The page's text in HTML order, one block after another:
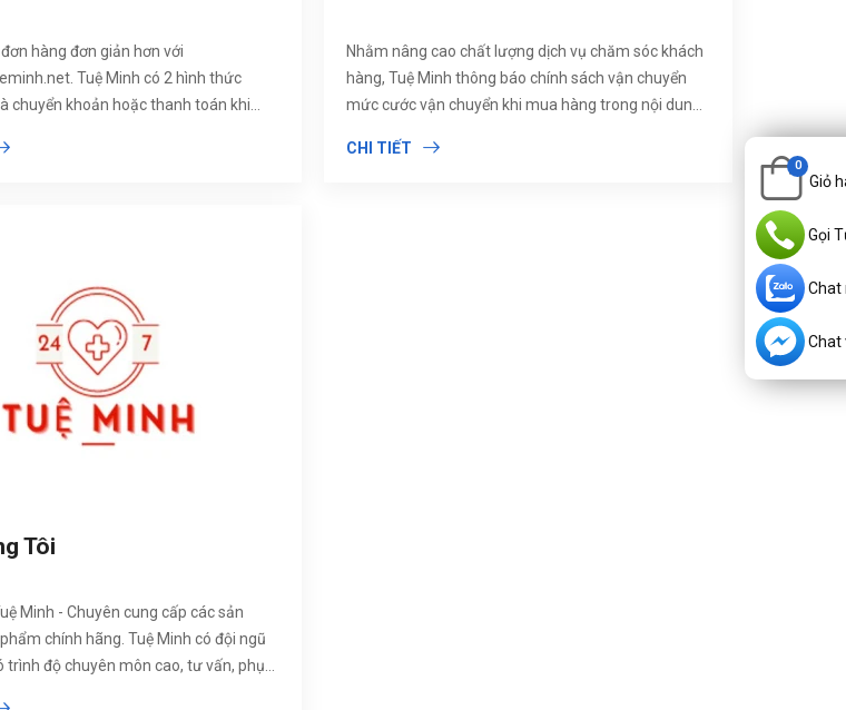
hàng đơn giản hơn với
Tuệ Minh có 2 hình thức
chuyển khoản hoặc thanh toán khi
Nhằm nâng cao chất lượng dịch vụ chăm sóc khách
hàng, Tuệ Minh thông báo chính sách vận chuyển
mức cước vận chuyển khi mua hàng trong nội dung
CHI TIẾT
Tôi
Minh - Chuyên cung cấp các sản
chính hãng. Tuệ Minh có đội ngũ
trình độ chuyên môn cao, tư vấn, phục
0
Giỏ
Gọi
Chat
Chat